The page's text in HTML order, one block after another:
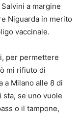
a margine
Niguarda in merito
vaccinale.
per permettere
mi rifiuto di
a Milano alle 8 di
sta, se uno vuole
o il tampone,